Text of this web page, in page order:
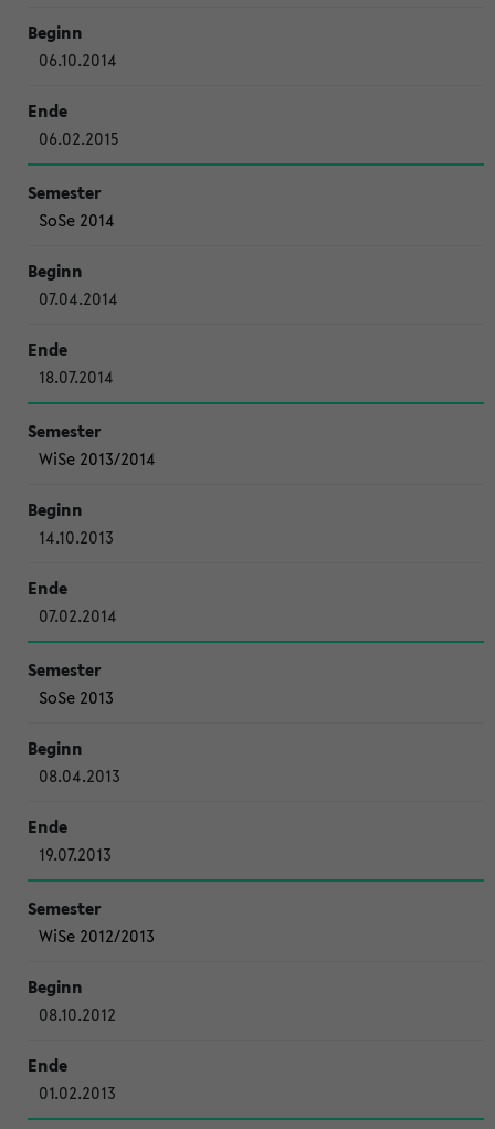
06.10.2014
06.02.2015
SoSe 2014
07.04.2014
18.07.2014
WiSe 2013/2014
14.10.2013
07.02.2014
SoSe 2013
08.04.2013
19.07.2013
WiSe 2012/2013
08.10.2012
01.02.2013